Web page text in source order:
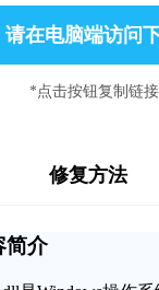
请在电脑端访问
*点击按钮复制链接
修复方法
简介